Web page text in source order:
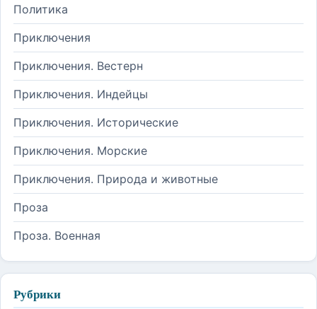
Политика
Приключения
Приключения. Вестерн
Приключения. Индейцы
Приключения. Исторические
Приключения. Морские
Приключения. Природа и животные
Проза
Проза. Военная
Рубрики